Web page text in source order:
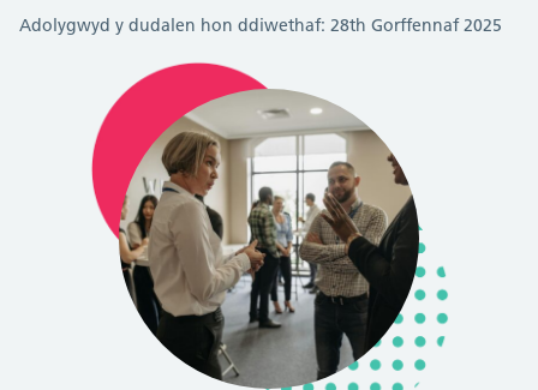
Adolygwyd y dudalen hon ddiwethaf: 28th Gorffennaf 2025